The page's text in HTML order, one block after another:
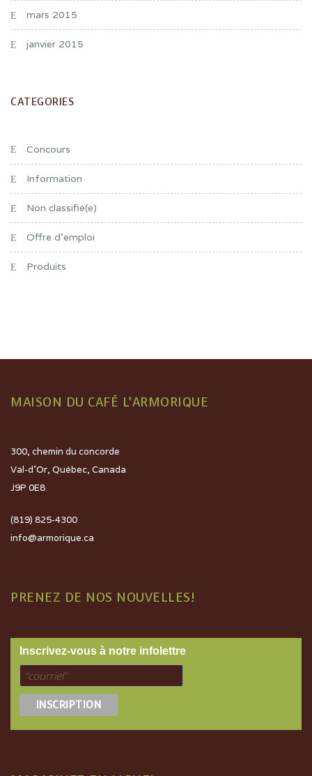
mars 2015
janvier 2015
CATEGORIES
Concours
Information
Non classifié(e)
Offre d'emploi
Produits
MAISON DU CAFÉ L’ARMORIQUE
300, chemin du concorde
Val-d’Or, Québec, Canada
J9P 0E8
(819) 825-4300
info@armorique.ca
PRENEZ DE NOS NOUVELLES!
Inscrivez-vous à notre infolettre